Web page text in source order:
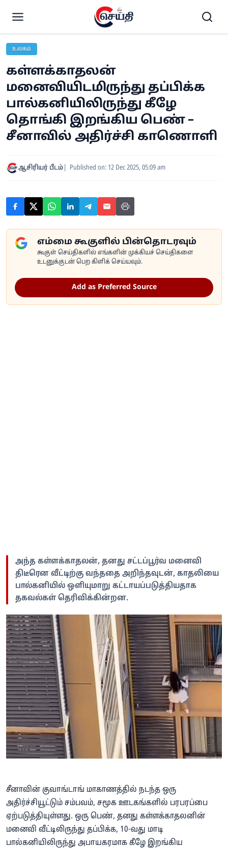
உலகம்
கள்ளக்காதலன்
மனைவியிடமிருந்து தப்பிக்க
பால்கனியிலிருந்து கீழே
தொங்கி இறங்கிய பெண் –
சீனாவில் அதிர்ச்சி காணொளி
ஆசிரியர் பீடம் Published on: 12 Dec 2025, 05:09 am
எம்மை கூகுளில் பின்தொடரவும்
கூகுள் செய்திகளில் எங்களின் முக்கியச் செய்திகளை
உடனுக்குடன் பெற கிளிக் செய்யவும்.
Add as Preferred Source
அந்த கள்ளக்காதலன், தனது சட்டப்பூர்வ மனைவி
திடீரென வீட்டிற்கு வந்ததை அறிந்தவுடன், காதலியை
பால்கனியில் ஒளியுமாறு கட்டாயப்படுத்தியதாக
தகவல்கள் தெரிவிக்கின்றன.
சீனாவின் குவாங்டாங் மாகாணத்தில் நடந்த ஒரு
அதிர்ச்சியூட்டும் சம்பவம், சமூக ஊடகங்களில் பரபரப்பை
ஏற்படுத்தியுள்ளது. ஒரு பெண், தனது கள்ளக்காதலனின்
மனைவி வீட்டிலிருந்து தப்பிக்க, 10-வது மாடி
பால்கனியிலிருந்து அபாயகரமாக கீழே இறங்கிய